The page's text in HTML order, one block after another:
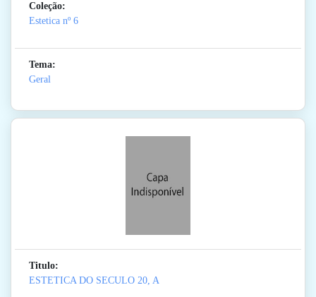
Coleção:
Estetica nº 6
Tema:
Geral
Titulo:
ESTETICA DO SECULO 20, A